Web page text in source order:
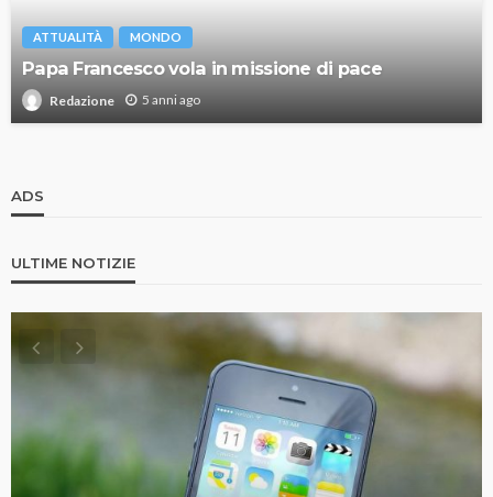
ATTUALITÀ MONDO
Papa Francesco vola in missione di pace
Redazione 5 anni ago
ADS
ULTIME NOTIZIE